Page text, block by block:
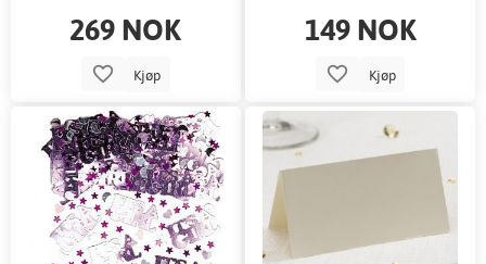
269 NOK
Kjøp
149 NOK
Kjøp